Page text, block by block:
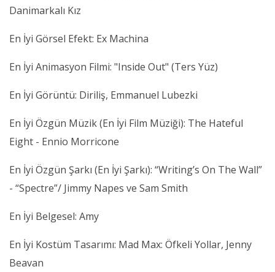
Danimarkalı Kız
En İyi Görsel Efekt: Ex Machina
En İyi Animasyon Filmi: "Inside Out" (Ters Yüz)
En İyi Görüntü: Diriliş, Emmanuel Lubezki
En İyi Özgün Müzik (En İyi Film Müziği): The Hateful
Eight - Ennio Morricone
En İyi Özgün Şarkı (En İyi Şarkı): “Writing’s On The Wall”
- “Spectre”/ Jimmy Napes ve Sam Smith
En İyi Belgesel: Amy
En İyi Kostüm Tasarımı: Mad Max: Öfkeli Yollar, Jenny
Beavan